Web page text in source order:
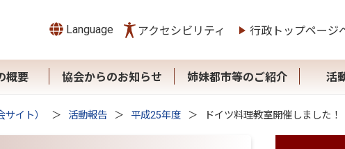
Language アクセシビリティ 行政トップページ
概要 協会からのお知らせ 姉妹都市等のご紹介 活
イト） 活動報告 平成25年度 ドイツ料理教室開催しました！